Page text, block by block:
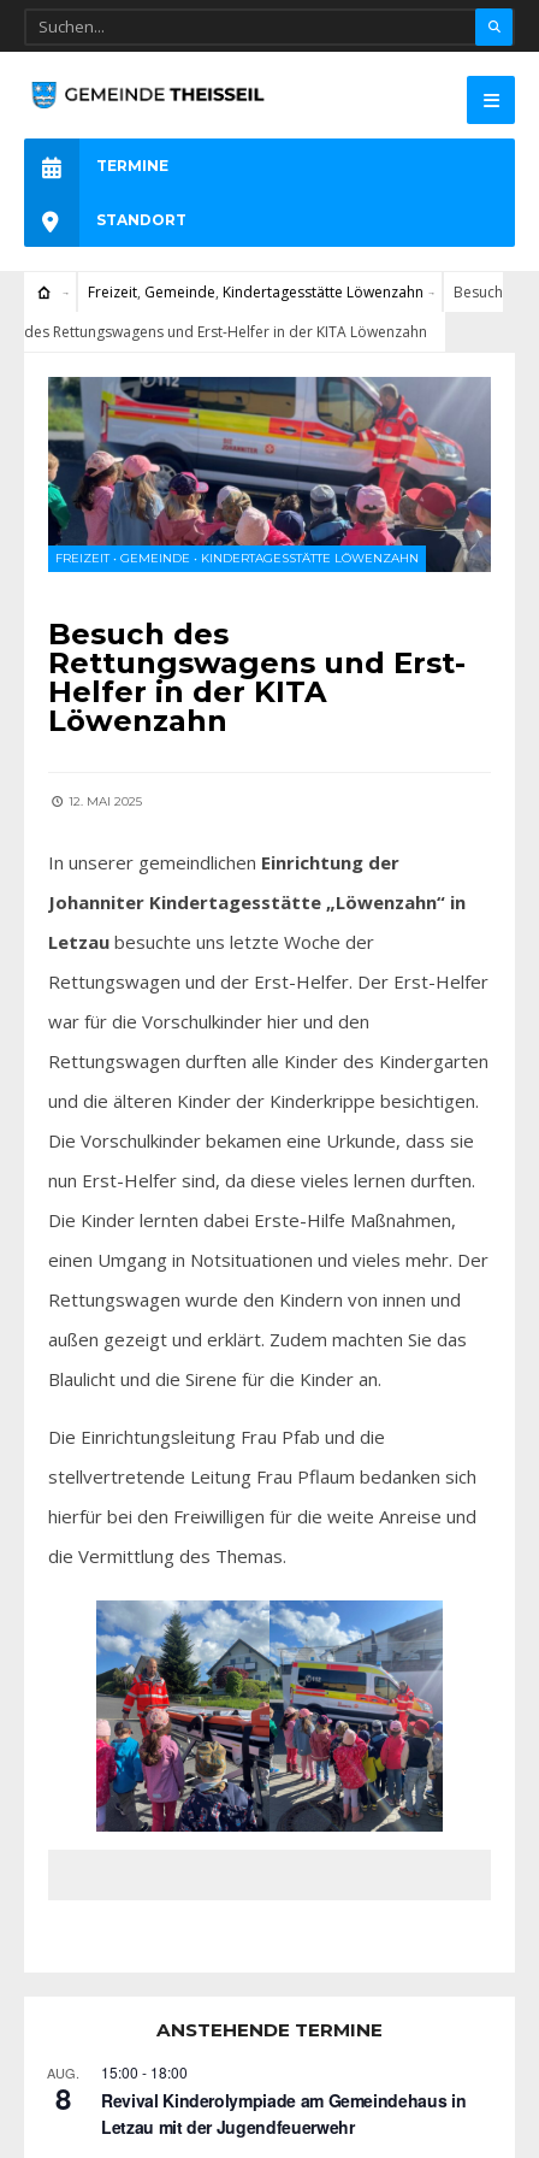
TERMINE
STANDORT
Freizeit, Gemeinde, Kindertagesstätte Löwenzahn
Besuch
des Rettungswagens und Erst-Helfer in der KITA Löwenzahn
FREIZEIT• GEMEINDE • KINDERTAGESSTÄTTE LÖWENZAHN
Besuch des
Rettungswagens und Erst-
Helfer in der KITA
Löwenzahn
12. MAI 2025
In unserer gemeindlichen Einrichtung der
Johanniter Kindertagesstätte „Löwenzahn“ in
Letzau besuchte uns letzte Woche der
Rettungswagen und der Erst-Helfer. Der Erst-Helfer
war für die Vorschulkinder hier und den
Rettungswagen durften alle Kinder des Kindergarten
und die älteren Kinder der Kinderkrippe besichtigen.
Die Vorschulkinder bekamen eine Urkunde, dass sie
nun Erst-Helfer sind, da diese vieles lernen durften.
Die Kinder lernten dabei Erste-Hilfe Maßnahmen,
einen Umgang in Notsituationen und vieles mehr. Der
Rettungswagen wurde den Kindern von innen und
außen gezeigt und erklärt. Zudem machten Sie das
Blaulicht und die Sirene für die Kinder an.
Die Einrichtungsleitung Frau Pfab und die
stellvertretende Leitung Frau Pflaum bedanken sich
hierfür bei den Freiwilligen für die weite Anreise und
die Vermittlung des Themas.
ANSTEHENDE TERMINE
AUG.
8
15:00 - 18:00
Revival Kinderolympiade am Gemeindehaus in
Letzau mit der Jugendfeuerwehr